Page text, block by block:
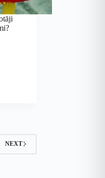
NEXT